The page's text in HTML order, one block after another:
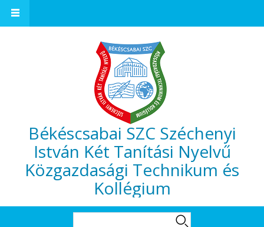
Békéscsabai SZC Széchenyi
István Két Tanítási Nyelvű
Közgazdasági Technikum és
Kollégium